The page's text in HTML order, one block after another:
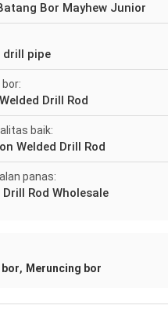
Bor Mayhew Junior
drill pipe
Drill Rod
baik:
Welded Drill Rod
panas:
Rod Wholesale
, Meruncing bor